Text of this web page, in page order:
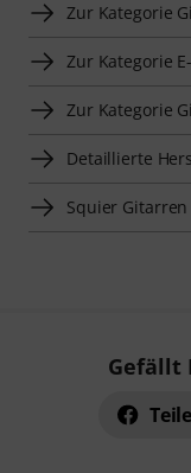
Zur Kategorie
Zur Kategorie
Zur Kategorie
Detaillierte
Squier
Gefällt